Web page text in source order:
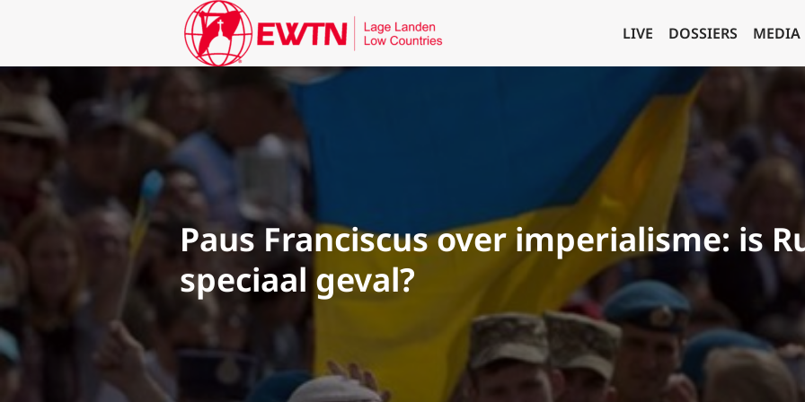
LIVE DOSSIERS MEDIA
Paus Franciscus over imperialisme: is
speciaal geval?